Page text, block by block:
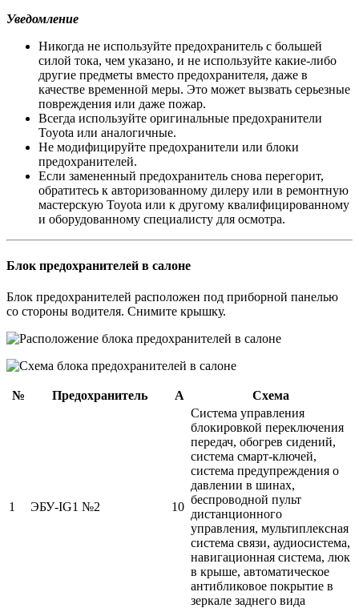
Уведомление
Никогда не используйте предохранитель с большей
силой тока, чем указано, и не используйте какие-либо
другие предметы вместо предохранителя, даже в
качестве временной меры. Это может вызвать серьезные
повреждения или даже пожар.
Всегда используйте оригинальные предохранители
Toyota или аналогичные.
Не модифицируйте предохранители или блоки
предохранителей.
Если замененный предохранитель снова перегорит,
обратитесь к авторизованному дилеру или в ремонтную
мастерскую Toyota или к другому квалифицированному
и оборудованному специалисту для осмотра.
Блок предохранителей в салоне
Блок предохранителей расположен под приборной панелью
со стороны водителя. Снимите крышку.
№ Предохранитель А Схема
1 ЭБУ-IG1 №2 10
Система управления
блокировкой переключения
передач, обогрев сидений,
система смарт-ключей,
система предупреждения о
давлении в шинах,
беспроводной пульт
дистанционного
управления, мультиплексная
система связи, аудиосистема,
навигационная система, люк
в крыше, автоматическое
антибликовое покрытие в
зеркале заднего вида